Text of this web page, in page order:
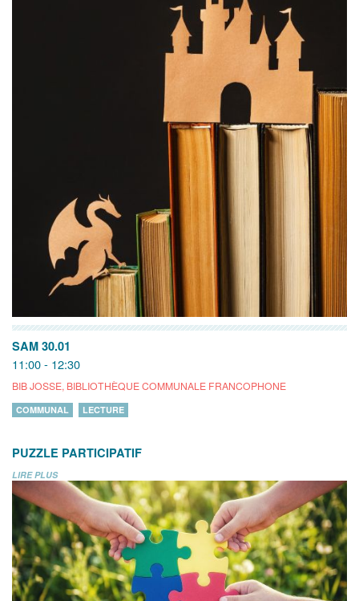
SAM 30.01
11:00 - 12:30
BIB JOSSE, BIBLIOTHÈQUE COMMUNALE FRANCOPHONE
COMMUNAL LECTURE
PUZZLE PARTICIPATIF
LIRE PLUS